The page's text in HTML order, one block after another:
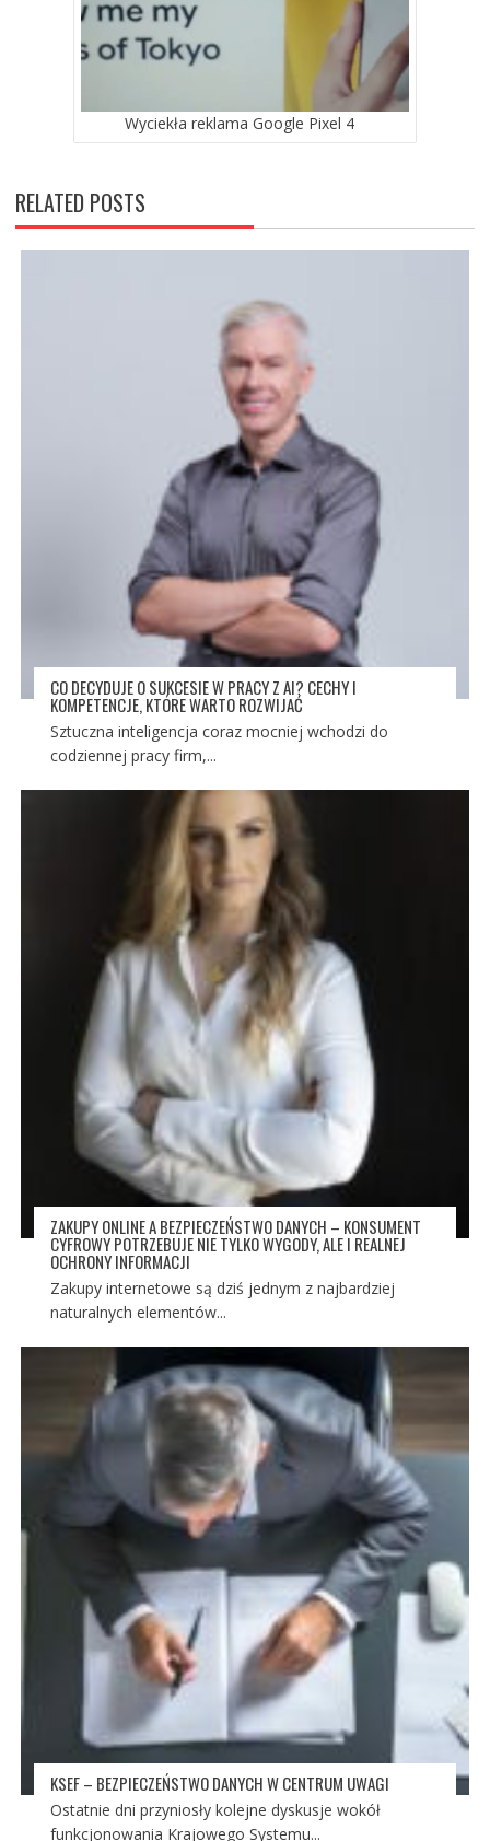
Wyciekła reklama Google Pixel 4
RELATED POSTS
CO DECYDUJE O SUKCESIE W PRACY Z AI? CECHY I
KOMPETENCJE, KTÓRE WARTO ROZWIJAĆ
Sztuczna inteligencja coraz mocniej wchodzi do
codziennej pracy firm,...
ZAKUPY ONLINE A BEZPIECZEŃSTWO DANYCH – KONSUMENT
CYFROWY POTRZEBUJE NIE TYLKO WYGODY, ALE I REALNEJ
OCHRONY INFORMACJI
Zakupy internetowe są dziś jednym z najbardziej
naturalnych elementów...
KSEF – BEZPIECZEŃSTWO DANYCH W CENTRUM UWAGI
Ostatnie dni przyniosły kolejne dyskusje wokół
funkcjonowania Krajowego Systemu...